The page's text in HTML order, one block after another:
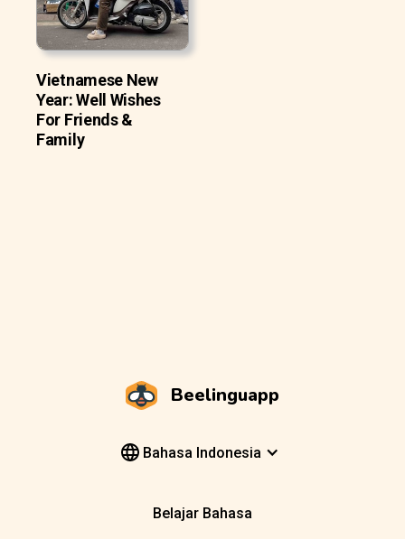
Vietnamese New
Year: Well Wishes
For Friends &
Family
Beelinguapp
Bahasa Indonesia
Belajar Bahasa